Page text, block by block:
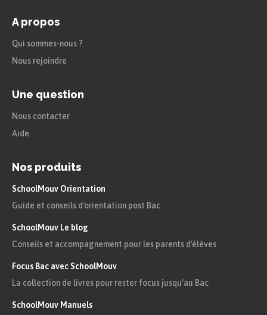
A propos
Qui sommes-nous ?
Nous rejoindre
Une question
Nous contacter
Aide
Nos produits
SchoolMouv Orientation
Guide et conseils d'orientation post Bac
SchoolMouv Le blog
Conseils et accompagnement pour les parents d'élèves
Focus Bac avec SchoolMouv
La collection de livres pour rester focus jusqu'au Bac
SchoolMouv Manuels